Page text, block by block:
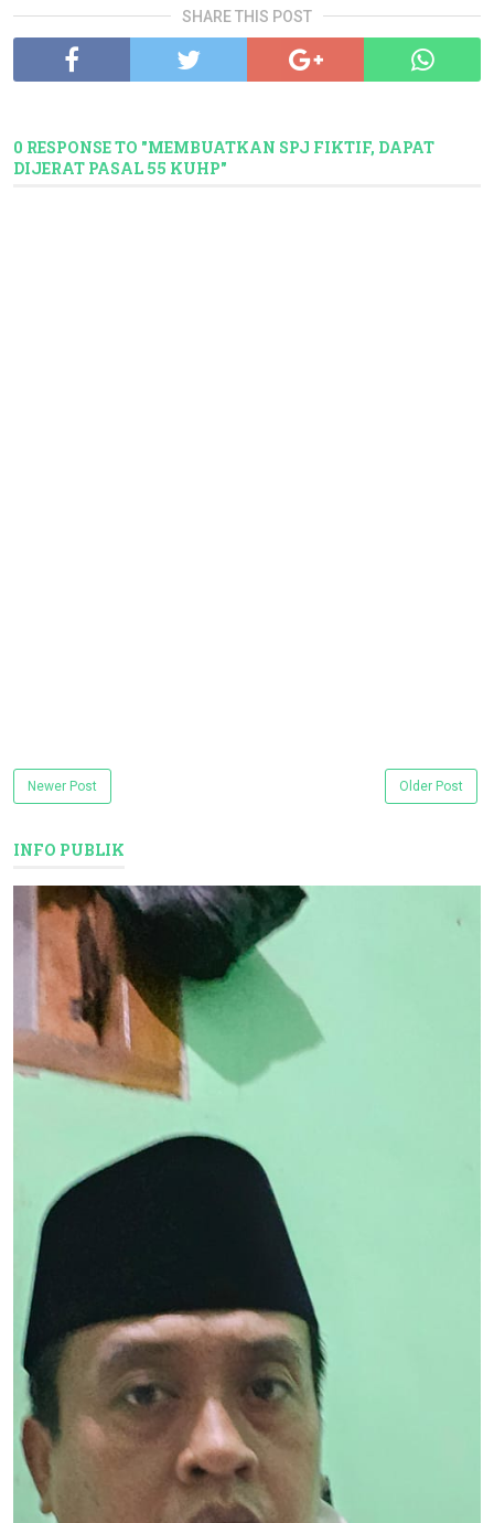
SHARE THIS POST
0 RESPONSE TO "MEMBUATKAN SPJ FIKTIF, DAPAT
DIJERAT PASAL 55 KUHP"
Newer Post Older Post
INFO PUBLIK